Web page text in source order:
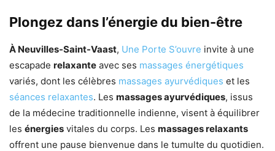
Plongez dans l’énergie du bien-être
À Neuvilles-Saint-Vaast, Une Porte S’ouvre invite à une
escapade relaxante avec ses massages énergétiques
variés, dont les célèbres massages ayurvédiques et les
séances relaxantes. Les massages ayurvédiques, issus
de la médecine traditionnelle indienne, visent à équilibrer
les énergies vitales du corps. Les massages relaxants
offrent une pause bienvenue dans le tumulte du quotidien.